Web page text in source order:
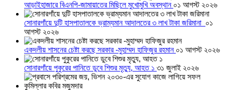
আড়াইহাজারে বিএনপি-জামায়াতের মিছিলে মুখোমুখি অবস্থান ০১ আগস্ট ২০২৬
সোনারগাঁয়ে দুটি হাসপাতালকে ভ্রাম্যমান আদালতের ৩ লাখ টাকা জরিমানা ০১
আগস্ট ২০২৬
একদলীয় শাসনের চেষ্টা করছে সরকার -মুহাম্মদ হাফিজুর রহমান ০১ আগস্ট ২০২৬
সোনারগাঁয়ে পুকুরের পানিতে ডুবে শিশুর মৃত্যু, আহত ১ ৩১ জুলাই ২০২৬